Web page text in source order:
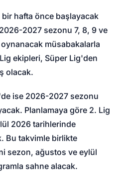
hafta önce başlayacak
2027 sezonu 7, 8, 9 ve
müsabakalarla
ekipleri, Süper Lig'den
olacak.
ise 2026-2027 sezonu
Planlamaya göre 2. Lig
2026 tarihlerinde
Bu takvimle birlikte
sezon, ağustos ve eylül
sahne alacak.